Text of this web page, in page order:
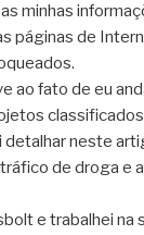
minhas
páginas de
ao fato de eu
detalhar neste
de droga e
e trabalhei na